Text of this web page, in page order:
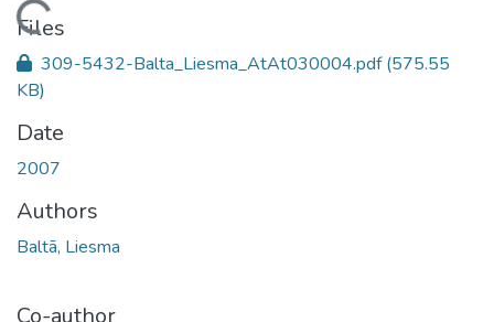
Loading...
Files
309-5432-Balta_Liesma_AtAt030004.pdf(575.55
KB)
Date
2007
Authors
Baltā, Liesma
Co-author